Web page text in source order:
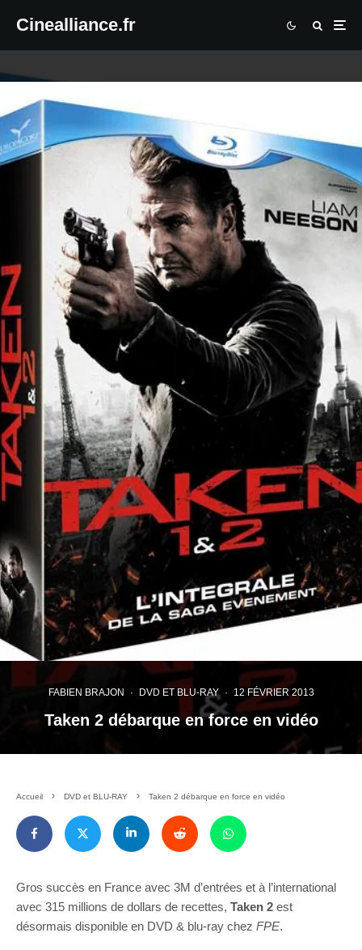
Cinealliance.fr
FABIEN BRAJON · DVD ET BLU-RAY · 12 FÉVRIER 2013
Taken 2 débarque en force en vidéo
Accueil DVD et BLU-RAY Taken 2 débarque en force en vidéo
Gros succès en France avec 3M d’entrées et à l’international
avec 315 millions de dollars de recettes, Taken 2 est
désormais disponible en DVD & blu-ray chez FPE.